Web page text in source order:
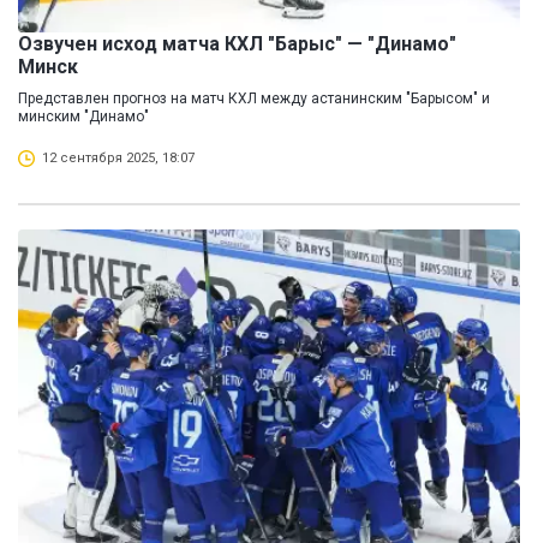
Озвучен исход матча КХЛ "Барыс" — "Динамо"
Минск
Представлен прогноз на матч КХЛ между астанинским "Барысом" и
минским "Динамо"
12 сентября 2025, 18:07